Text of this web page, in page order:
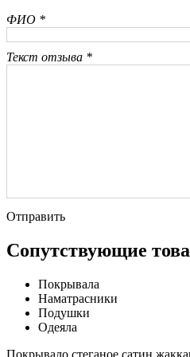
ФИО *
Текст отзыва *
Отправить
Сопутствующие
Покрывала
Наматрасники
Подушки
Одеяла